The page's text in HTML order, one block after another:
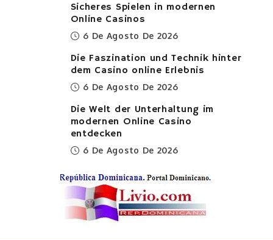
Sicheres Spielen in modernen
Online Casinos
6 De Agosto De 2026
Die Faszination und Technik hinter
dem Casino online Erlebnis
6 De Agosto De 2026
Die Welt der Unterhaltung im
modernen Online Casino
entdecken
6 De Agosto De 2026